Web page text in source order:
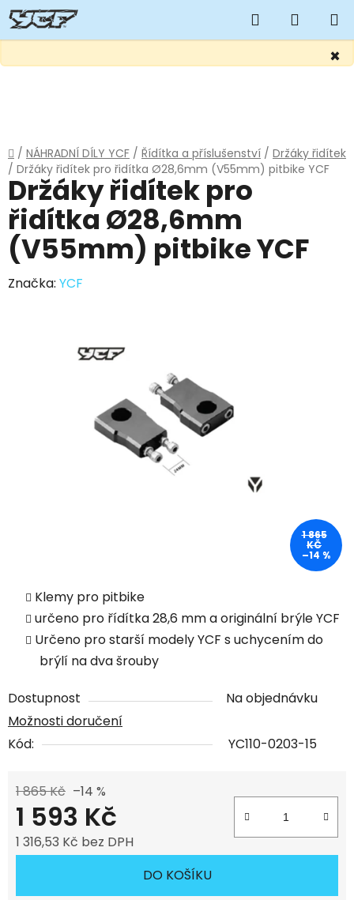
×
Hledat
KOŠÍK
Domů
/ NÁHRADNÍ DÍLY YCF / Řídítka a příslušenství / Držáky řidítek
/ Držáky řidítek pro řidítka Ø28,6mm (V55mm) pitbike YCF
Klemy pro pitbike
určeno pro řídítka 28,6 mm a originální brýle YCF
Určeno pro starší modely YCF s uchycením do
brýlí na dva šrouby
Dostupnost
Na objednávku
Možnosti doručení
Kód:
YC110-0203-15
1 865 Kč –14 %
1 593 Kč
1 316,53 Kč bez DPH
DO KOŠÍKU
Držáky řidítek pro
řidítka Ø28,6mm
(V55mm) pitbike YCF
Značka: YCF
1 865
KČ
–14 %